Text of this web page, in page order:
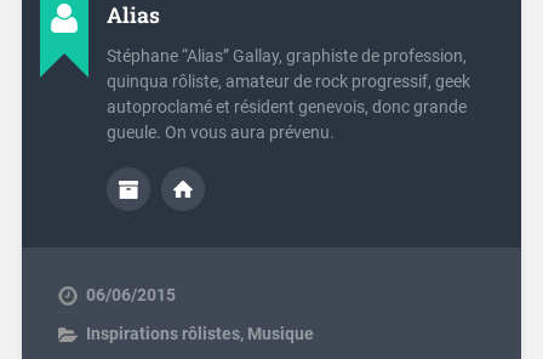
Alias
Stéphane “Alias” Gallay, graphiste de profession,
quinqua rôliste, amateur de rock progressif, geek
autoproclamé et résident genevois, donc grande
gueule. On vous aura prévenu.
06/06/2015
Inspirations rôlistes, Musique